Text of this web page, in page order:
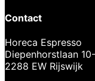
Contact
Horeca Espresso
Diepenhorstlaan
2288 EW Rijswijk